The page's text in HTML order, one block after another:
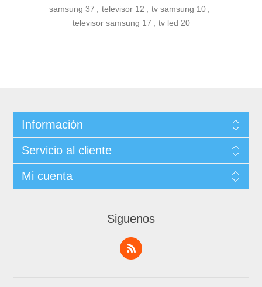
samsung 37 , televisor 12 , tv samsung 10 ,
televisor samsung 17 , tv led 20
Información
Servicio al cliente
Mi cuenta
Siguenos